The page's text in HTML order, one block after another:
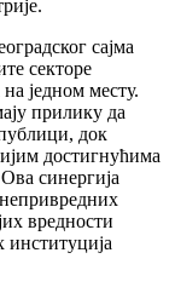
сајма
секторе
једном месту.
прилику да
док
достигнућима
синергија
вредности
институција